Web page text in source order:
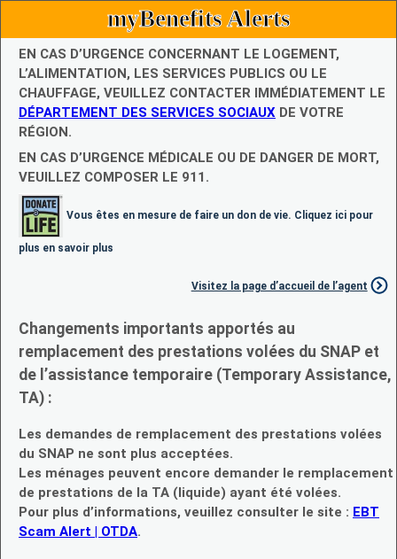
myBenefits Alerts
EN CAS D’URGENCE CONCERNANT LE LOGEMENT,
L’ALIMENTATION, LES SERVICES PUBLICS OU LE
CHAUFFAGE, VEUILLEZ CONTACTER IMMÉDIATEMENT LE
DÉPARTEMENT DES SERVICES SOCIAUX DE VOTRE
RÉGION.
EN CAS D’URGENCE MÉDICALE OU DE DANGER DE MORT,
VEUILLEZ COMPOSER LE 911.
Vous êtes en mesure de faire un don de vie. Cliquez ici pour
plus en savoir plus
Visitez la page d’accueil de l’agent
Changements importants apportés au
remplacement des prestations volées du SNAP et
de l’assistance temporaire (Temporary Assistance,
TA) :
Les demandes de remplacement des prestations volées
du SNAP ne sont plus acceptées.
Les ménages peuvent encore demander le remplacement
de prestations de la TA (liquide) ayant été volées.
Pour plus d’informations, veuillez consulter le site : EBT
Scam Alert | OTDA.